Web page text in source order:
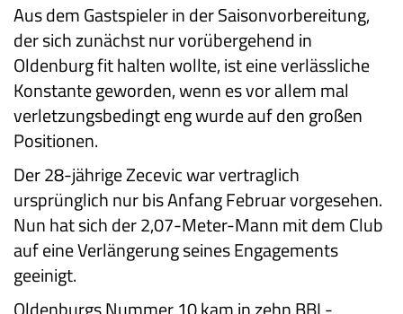
Aus dem Gastspieler in der Saisonvorbereitung,
der sich zunächst nur vorübergehend in
Oldenburg fit halten wollte, ist eine verlässliche
Konstante geworden, wenn es vor allem mal
verletzungsbedingt eng wurde auf den großen
Positionen.
Der 28-jährige Zecevic war vertraglich
ursprünglich nur bis Anfang Februar vorgesehen.
Nun hat sich der 2,07-Meter-Mann mit dem Club
auf eine Verlängerung seines Engagements
geeinigt.